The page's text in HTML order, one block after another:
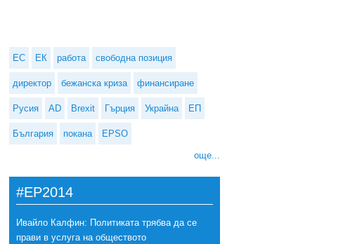
ЕС ЕК работа свободна позиция
директор бежанска криза финансиране
Русия AD Brexit Гърция Украйна ЕП
България покана EPSO
още...
#EP2014
Ивайло Калфин: Политиката трябва да се
прави в услуга на обществото